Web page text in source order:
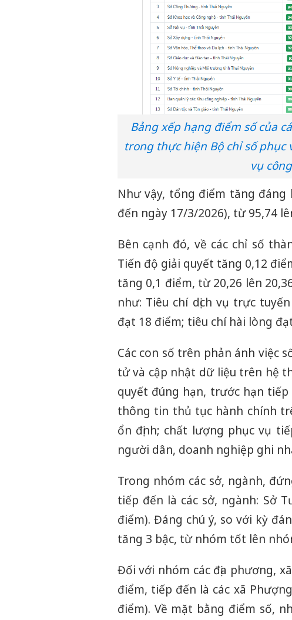
Bảng xếp hạng điểm số của
trong thực hiện Bộ chỉ số
vụ
Như vậy, tổng điểm tăng
đến ngày 17/3/2026), từ 95,74
Bên cạnh đó, về các chỉ số
Tiến độ giải quyết tăng 0,12
tăng 0,1 điểm, từ 20,26 lên
như: Tiêu chí dịch vụ trực
đạt 18 điểm; tiêu chí hài lòng
Các con số trên phản ánh việc
tử và cập nhật dữ liệu trên hệ
quyết đúng hạn, trước hạn
thông tin thủ tục hành chính
ổn định; chất lượng phục vụ
người dân, doanh nghiệp ghi
Trong nhóm các sở, ngành,
tiếp đến là các sở, ngành: Sở
điểm). Đáng chú ý, so với kỳ
tăng 3 bậc, từ nhóm tốt lên
Đối với nhóm các địa phương,
điểm, tiếp đến là các xã
điểm). Về mặt bằng điểm số,